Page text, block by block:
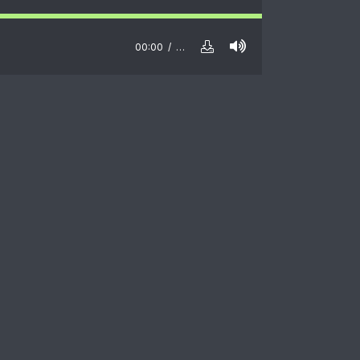
00:00 …